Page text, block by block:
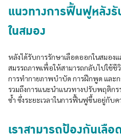
แนวทางการฟื้นฟูหลัง
ในสมอง
หลังได้รับการรักษาเลือดออกในสมอ
สมรรถภาพเพื่อให้สามารถกลับไปใช้ชี
การทำกายภาพบำบัด การฝึกพูด และ
รวมถึงการแนะนำแนวทางปรับพฤติกร
ซ้ำ ซึ่งระยะเวลาในการฟื้นฟูขึ้นอยู่กับ
เราสามารถป้องกันเลื